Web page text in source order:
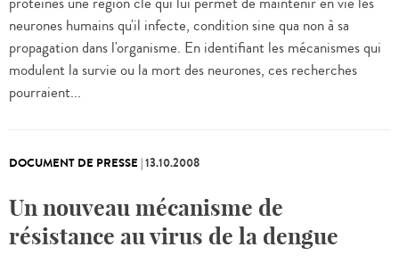
neurones humains qu'il infecte, condition sine qua non à sa
propagation dans l'organisme. En identifiant les mécanismes qui
modulent la survie ou la mort des neurones, ces recherches
pourraient...
DOCUMENT DE PRESSE |13.10.2008
Un nouveau mécanisme de
résistance au virus de la dengue